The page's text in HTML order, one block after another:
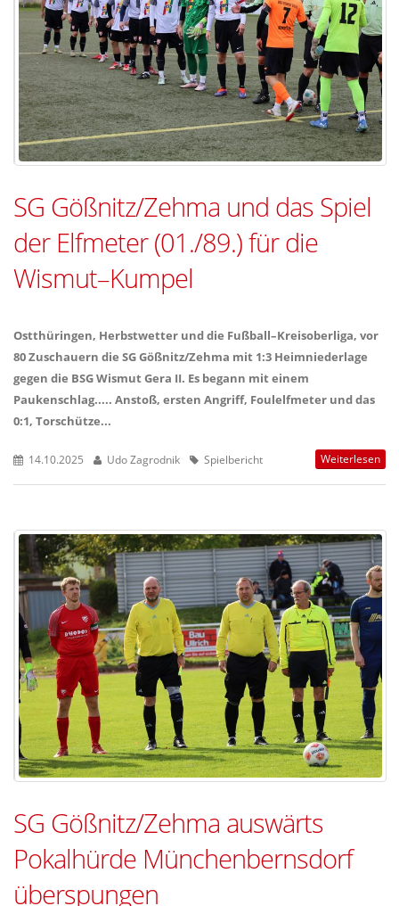
SG Gößnitz/Zehma und das Spiel
der Elfmeter (01./89.) für die
Wismut–Kumpel
Ostthüringen, Herbstwetter und die Fußball–Kreisoberliga, vor
80 Zuschauern die SG Gößnitz/Zehma mit 1:3 Heimniederlage
gegen die BSG Wismut Gera II. Es begann mit einem
Paukenschlag..... Anstoß, ersten Angriff, Foulelfmeter und das
0:1, Torschütze...
14.10.2025 Udo Zagrodnik Spielbericht Weiterlesen
SG Gößnitz/Zehma auswärts
Pokalhürde Münchenbernsdorf
überspungen